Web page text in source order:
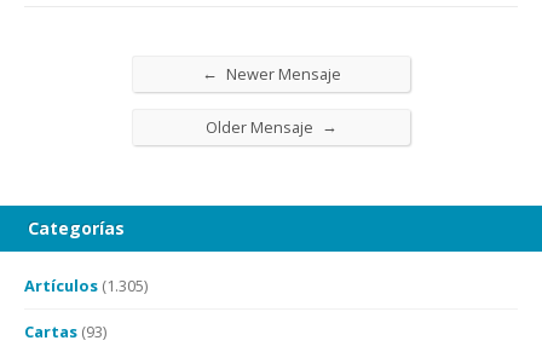
← Newer Mensaje
Older Mensaje →
Categorías
Artículos (1.305)
Cartas (93)